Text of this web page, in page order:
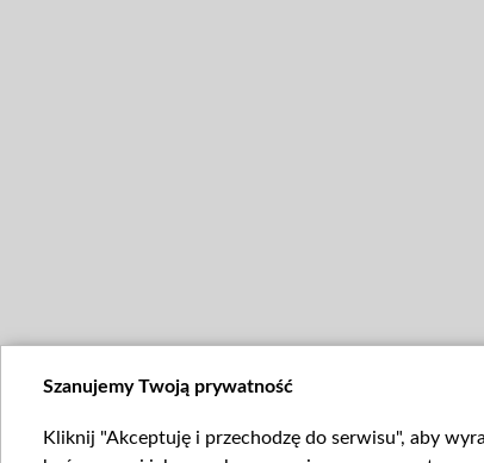
Szanujemy Twoją prywatność
Kliknij "Akceptuję i przechodzę do serwisu", aby